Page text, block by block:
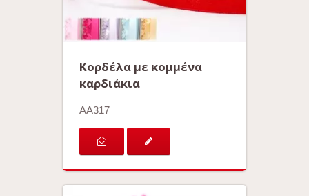
Κορδέλα με κομμένα
καρδιάκια
AA317